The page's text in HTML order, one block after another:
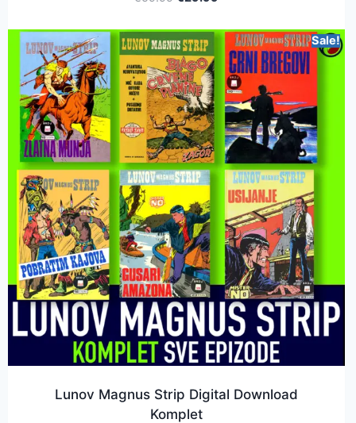
Sale!
Lunov Magnus Strip Digital Download
Komplet